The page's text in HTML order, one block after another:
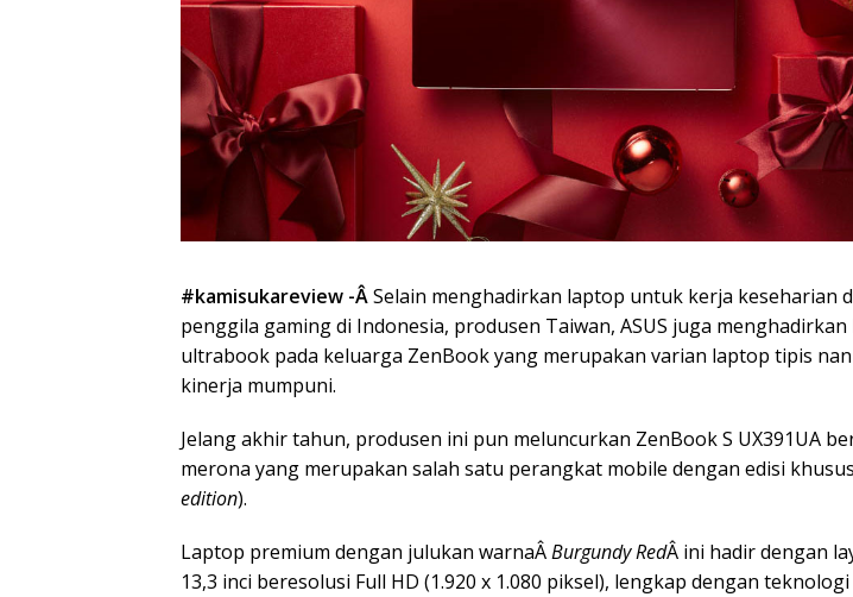
#kamisukareview -ÂSelain menghadirkan laptop untuk kerja keseharian
penggila gaming di Indonesia, produsen Taiwan, ASUS juga
ultrabook pada keluarga ZenBook yang merupakan varian laptop tipis
kinerja mumpuni.
Jelang akhir tahun, produsen ini pun meluncurkan ZenBook S UX391UA
merona yang merupakan salah satu perangkat mobile dengan edisi
edition).
Laptop premium dengan julukan warnaÂBurgundy RedÂ ini hadir dengan
13,3 inci beresolusi Full HD (1.920 x 1.080 piksel), lengkap dengan teknologi